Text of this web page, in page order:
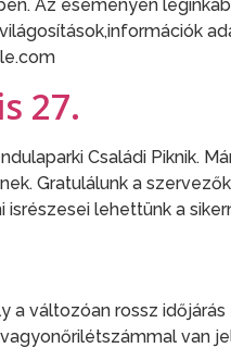
Az eseményen
27.
Családi Piknik.
Gratulálunk a
lehettünk a
változóan rossz
van